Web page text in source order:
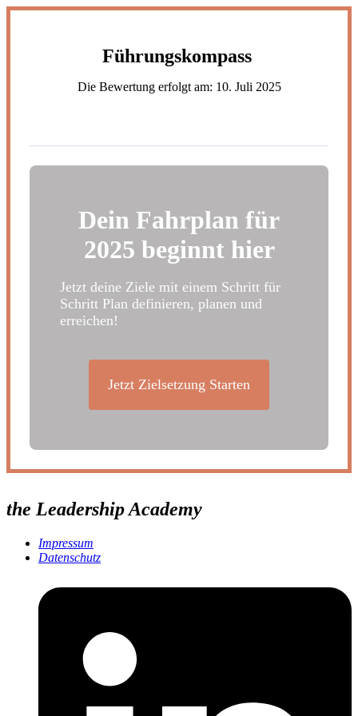
Zum
Führungskompass
Die Bewertung erfolgt am: 10. Juli 2025
Dein Fahrplan für
2025 beginnt hier
Jetzt deine Ziele mit einem Schritt für
Schritt Plan definieren, planen und
erreichen!
Jetzt Zielsetzung Starten
the Leadership Academy
Impressum
Datenschutz